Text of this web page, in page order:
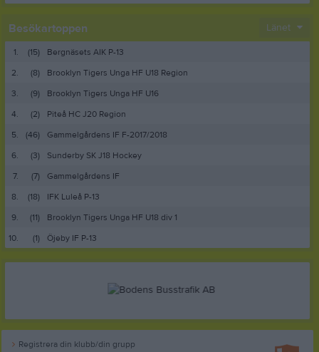
Besökartoppen Länet
1. (15)
Bergnäsets AIK P-13
2.
(8)
Brooklyn Tigers Unga HF U18 Region
3.
(9)
Brooklyn Tigers Unga HF U16
4.
(2)
Piteå HC J20 Region
5.
(46)
Gammelgårdens IF F-2017/2018
6.
(3)
Sunderby SK J18 Hockey
7.
(7)
Gammelgårdens IF
8.
(18)
IFK Luleå P-13
9.
(11)
Brooklyn Tigers Unga HF U18 div 1
10.
(1) Öjeby IF P-13
Registrera din klubb/din grupp